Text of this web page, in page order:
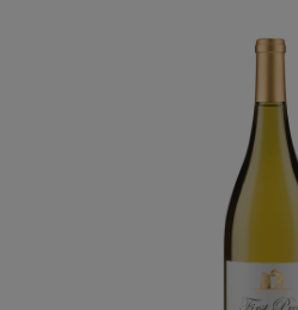
Wino Zelos Amarone Della